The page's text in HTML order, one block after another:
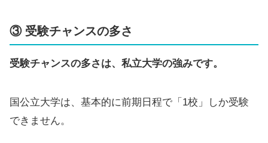
③ 受験チャンスの多さ
受験チャンスの多さは、私立大学の強みです。
国公立大学は、基本的に前期日程で「1校」しか受験
できません。